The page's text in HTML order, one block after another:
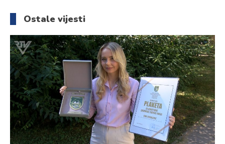
članaka
Ostale vijesti